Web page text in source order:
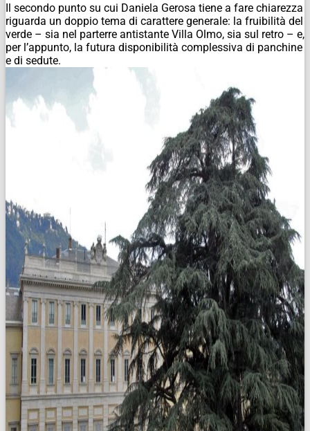
Il secondo punto su cui Daniela Gerosa tiene a fare chiarezza
riguarda un doppio tema di carattere generale: la fruibilità del
verde – sia nel parterre antistante Villa Olmo, sia sul retro – e,
per l’appunto, la futura disponibilità complessiva di panchine
e di sedute.